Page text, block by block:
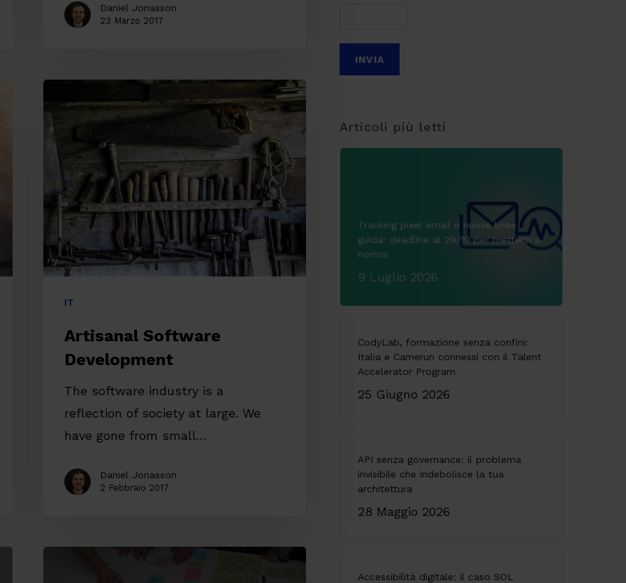
Daniel Jonasson
23 Marzo 2017
Software
Development
IT
Artisanal Software
Development
The software industry is a
reflection of society at large. We
have gone from small…
Daniel Jonasson
2 Febbraio 2017
Articoli più letti
Tracking pixel email e nuove linee
guida: deadline al 29/10 per mettersi a
norma
9 Luglio 2026
CodyLab, formazione senza confini:
Italia e Camerun connessi con il Talent
Accelerator Program
25 Giugno 2026
API senza governance: il problema
invisibile che indebolisce la tua
architettura
28 Maggio 2026
Accessibilità digitale: il caso SOL